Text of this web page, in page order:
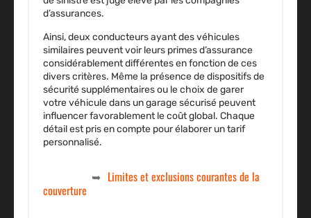
d’assurances.
Ainsi, deux conducteurs ayant des véhicules
similaires peuvent voir leurs primes d’assurance
considérablement différentes en fonction de ces
divers critères. Même la présence de dispositifs de
sécurité supplémentaires ou le choix de garer
votre véhicule dans un garage sécurisé peuvent
influencer favorablement le coût global. Chaque
détail est pris en compte pour élaborer un tarif
personnalisé.
Limites et exclusions courantes de la
couverture